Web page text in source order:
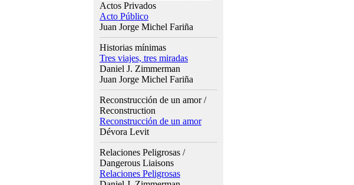
Actos Privados
Acto Público
Juan Jorge Michel Fariña
Historias mínimas
Tres viajes, tres miradas
Daniel J. Zimmerman
Juan Jorge Michel Fariña
Reconstrucción de un amor /
Reconstruction
Reconstrucción de un amor
Dévora Levit
Relaciones Peligrosas /
Dangerous Liaisons
Relaciones Peligrosas